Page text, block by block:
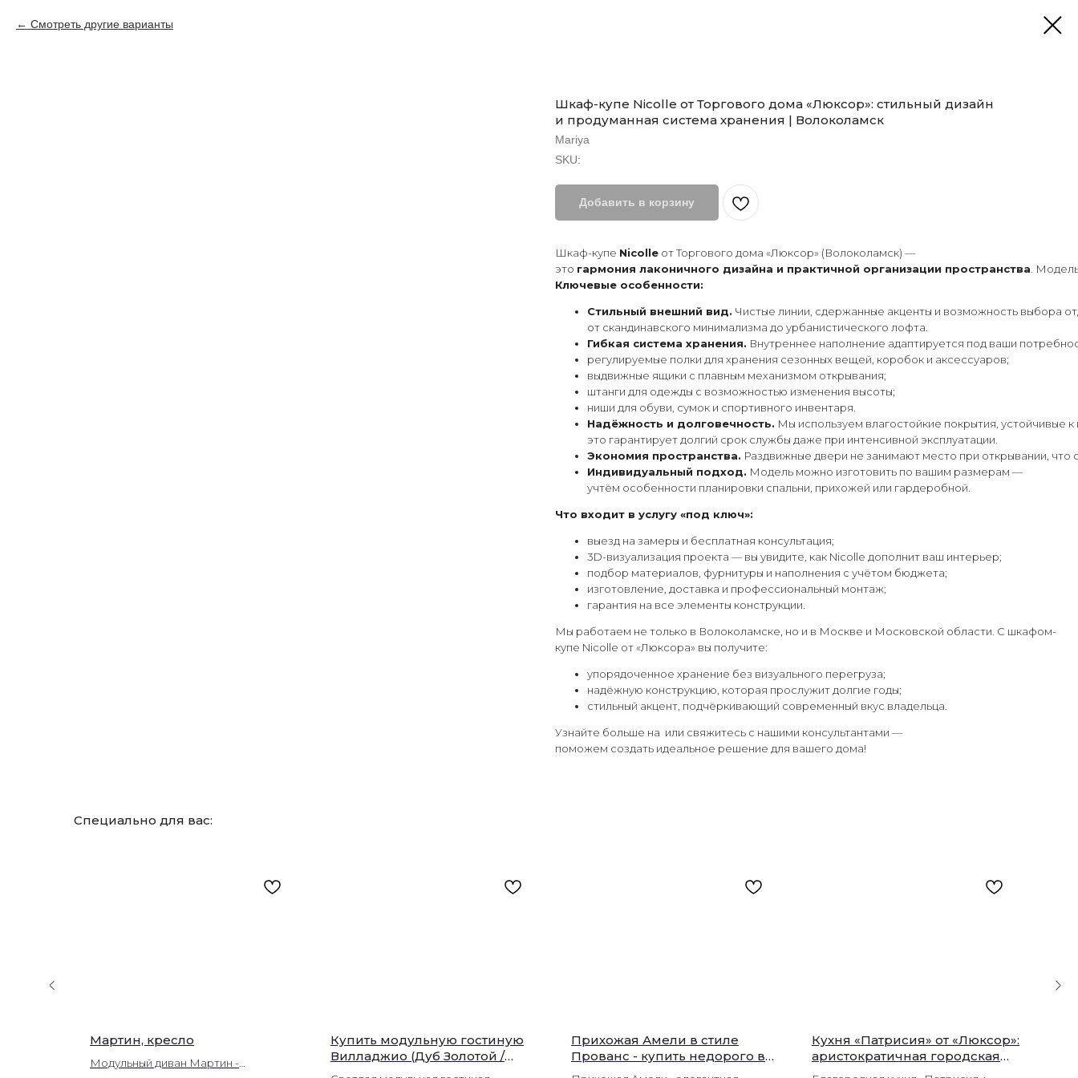
Смотреть другие варианты
Шкаф-купе Nicolle от Торгового дома «Люксор»: стильный дизайн
и продуманная система хранения | Волоколамск
Mariya
SKU:
Добавить в корзину
Шкаф-купе Nicolle от Торгового дома «Люксор» (Волоколамск) —
это гармония лаконичного дизайна и практичной организации пространства .
Ключевые особенности:
Стильный внешний вид. Чистые линии, сдержанные акценты и возможность выбора
от скандинавского минимализма до урбанистического лофта.
Гибкая система хранения. Внутреннее наполнение адаптируется под ваши
регулируемые полки для хранения сезонных вещей, коробок и аксессуаров;
выдвижные ящики с плавным механизмом открывания;
штанги для одежды с возможностью изменения высоты;
ниши для обуви, сумок и спортивного инвентаря.
Надёжность и долговечность. Мы используем влагостойкие покрытия, устойчивые
это гарантирует долгий срок службы даже при интенсивной эксплуатации.
Экономия пространства. Раздвижные двери не занимают место при открывании,
Индивидуальный подход. Модель можно изготовить по вашим размерам —
учтём особенности планировки спальни, прихожей или гардеробной.
Что входит в услугу «под ключ»:
выезд на замеры и бесплатная консультация;
3D-визуализация проекта — вы увидите, как Nicolle дополнит ваш интерьер;
подбор материалов, фурнитуры и наполнения с учётом бюджета;
изготовление, доставка и профессиональный монтаж;
гарантия на все элементы конструкции.
Мы работаем не только в Волоколамске, но и в Москве и Московской области. С шкафом-
купе Nicolle от «Люксора» вы получите:
упорядоченное хранение без визуального перегруза;
надёжную конструкцию, которая прослужит долгие годы;
стильный акцент, подчёркивающий современный вкус владельца.
Узнайте больше на или свяжитесь с нашими консультантами —
поможем создать идеальное решение для вашего дома!
Специально для вас:
Мартин, кресло
Модульный диван Мартин -
Купить модульную гостиную
Вилладжио (Дуб Золотой /
Алебастр) | Светлая стенка в
Прихожая Амели в стиле
Прованс - купить недорого в
Москве
Кухня «Патрисия» от «Люксор»:
аристократичная городская
классика для вашего